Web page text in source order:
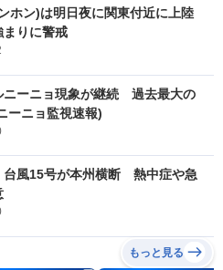
ホン)は明日夜に関東付近に上陸
りに警戒
ニーニョ現象が継続 過去最大の
ーニョ監視速報)
風15号が本州横断 熱中症や急
もっと見る